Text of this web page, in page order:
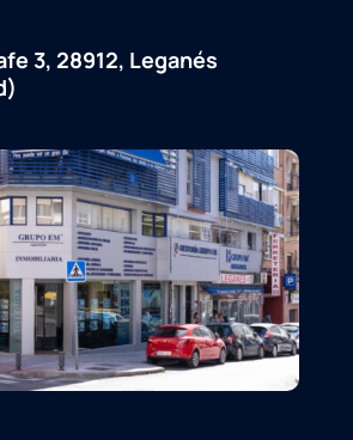
3, 28912, Leganés